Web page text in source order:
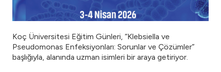
Koç Üniversitesi Eğitim Günleri, “Klebsiella ve
Pseudomonas Enfeksiyonları: Sorunlar ve Çözümler”
başlığıyla, alanında uzman isimleri bir araya getiriyor.